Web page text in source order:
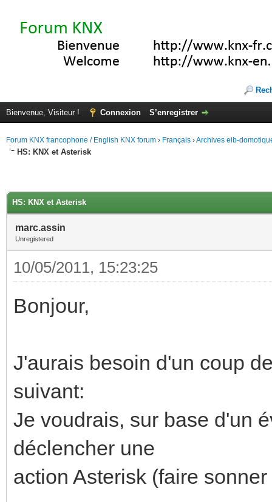
Bienvenue, Visiteur ! Connexion S’enregistrer
Forum KNX francophone / English KNX forum › Français ›Archives eib-
HS: KNX et Asterisk
HS: KNX et Asterisk
marc.assin
Unregistered
10/05/2011, 15:23:25
Bonjour,
J'aurais besoin d'un coup
suivant:
Je voudrais, sur base d'un
déclencher une
action Asterisk (faire